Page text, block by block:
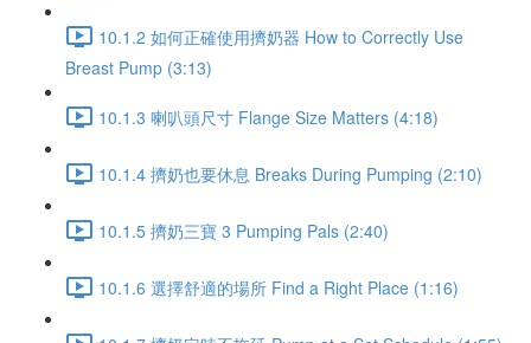
10.1.2 如何正確使用擠奶器 How to Correctly Use
Breast Pump (3:13)
10.1.3 喇叭頭尺寸 Flange Size Matters (4:18)
10.1.4 擠奶也要休息 Breaks During Pumping (2:10)
10.1.5 擠奶三寶 3 Pumping Pals (2:40)
10.1.6 選擇舒適的場所 Find a Right Place (1:16)